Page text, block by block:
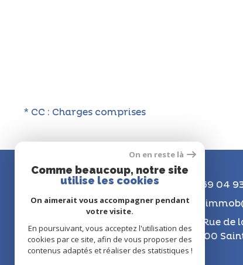
* CC : Charges comprises
01 69 04
42 Rue de
91700
On en reste là
Comme beaucoup, notre site
utilise les cookies
On aimerait vous accompagner pendant
votre visite.
En poursuivant, vous acceptez l'utilisation des
cookies par ce site, afin de vous proposer des
contenus adaptés et réaliser des statistiques !